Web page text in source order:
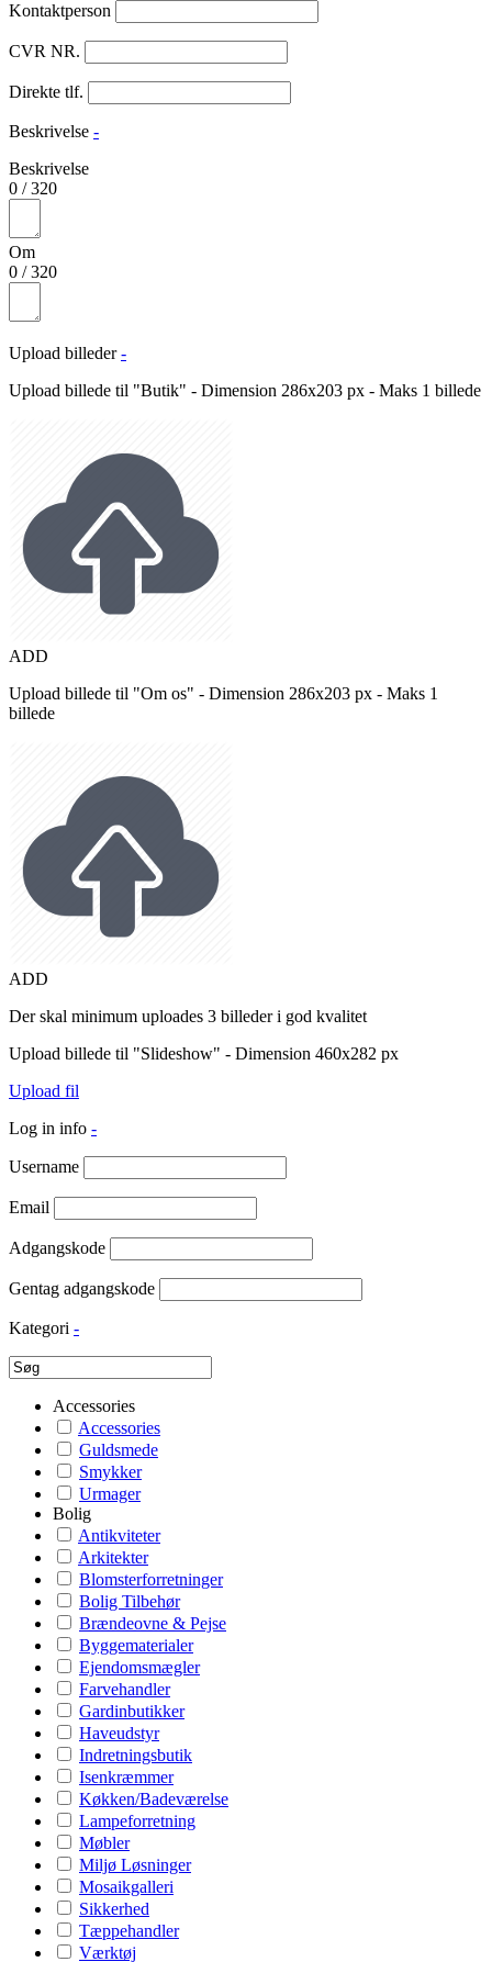
Kontaktperson
CVR NR.
Direkte tlf.
Beskrivelse -
Beskrivelse
0 /320
Om
0 /320
Upload billeder -
Upload billede til "Butik" - Dimension 286x203 px - Maks 1 billede
ADD
Upload billede til "Om os" - Dimension 286x203 px - Maks 1
billede
ADD
Der skal minimum uploades 3 billeder i god kvalitet
Upload billede til "Slideshow" - Dimension 460x282 px
Upload fil
Log in info -
Username
Email
Adgangskode
Gentag adgangskode
Kategori -
Accessories
Accessories
Guldsmede
Smykker
Urmager
Bolig
Antikviteter
Arkitekter
Blomsterforretninger
Bolig Tilbehør
Brændeovne & Pejse
Byggematerialer
Ejendomsmægler
Farvehandler
Gardinbutikker
Haveudstyr
Indretningsbutik
Isenkræmmer
Køkken/Badeværelse
Lampeforretning
Møbler
Miljø Løsninger
Mosaikgalleri
Sikkerhed
Tæppehandler
Værktøj